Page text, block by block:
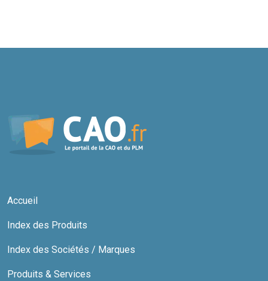
Accueil
Index des Produits
Index des Sociétés / Marques
Produits & Services